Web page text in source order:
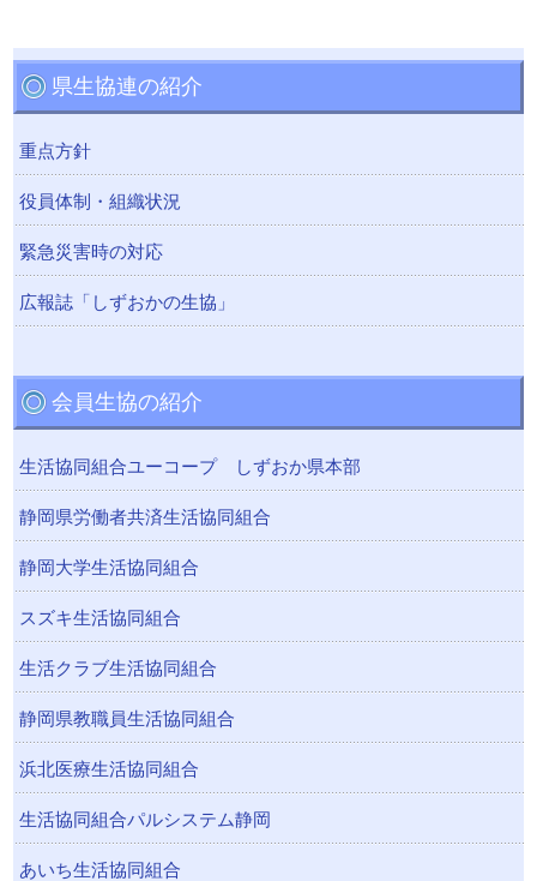
県生協連の紹介
重点方針
役員体制・組織状況
緊急災害時の対応
広報誌「しずおかの生協」
会員生協の紹介
生活協同組合ユーコープ しずおか県本部
静岡県労働者共済生活協同組合
静岡大学生活協同組合
スズキ生活協同組合
生活クラブ生活協同組合
静岡県教職員生活協同組合
浜北医療生活協同組合
生活協同組合パルシステム静岡
あいち生活協同組合